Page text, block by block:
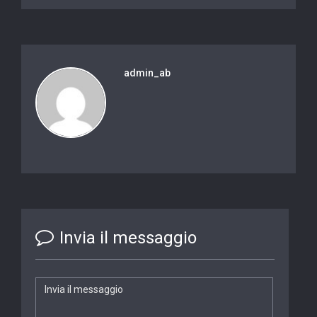
admin_ab
Invia il messaggio